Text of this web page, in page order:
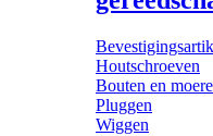
Houtschroeven
Bouten en
Pluggen
Wiggen